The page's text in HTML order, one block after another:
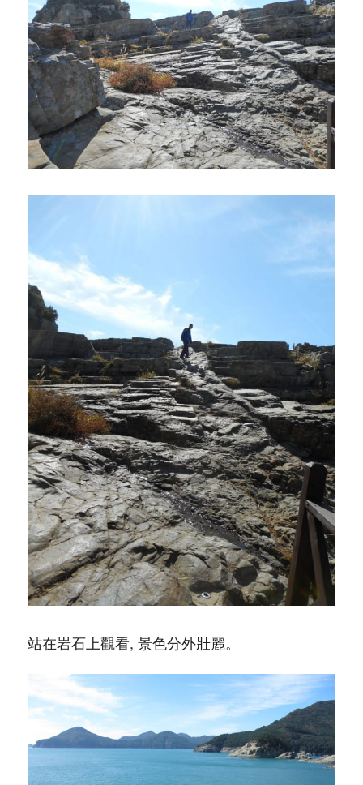
站在岩石上觀看, 景色分外壯麗。